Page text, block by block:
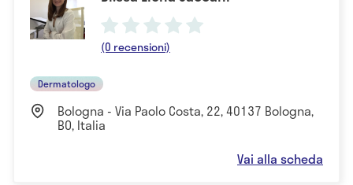
(0 recensioni)
Dermatologo
Bologna - Via Paolo Costa, 22, 40137 Bologna,
BO, Italia
Vai alla scheda